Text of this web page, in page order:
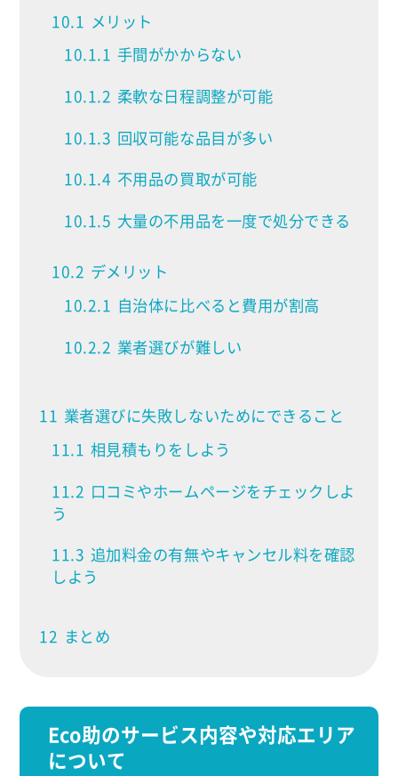
10.1 メリット
10.1.1 手間がかからない
10.1.2 柔軟な日程調整が可能
10.1.3 回収可能な品目が多い
10.1.4 不用品の買取が可能
10.1.5 大量の不用品を一度で処分できる
10.2 デメリット
10.2.1 自治体に比べると費用が割高
10.2.2 業者選びが難しい
11 業者選びに失敗しないためにできること
11.1 相見積もりをしよう
11.2 口コミやホームページをチェックしよ
う
11.3 追加料金の有無やキャンセル料を確認
しよう
12 まとめ
Eco助のサービス内容や対応エリア
について